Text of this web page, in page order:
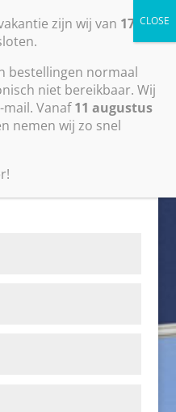
wij nemen zo spoedig
zijn wij van 17 juli
bestellingen normaal
niet bereikbaar. Wij
Vanaf11 augustus
nemen wij zo snel